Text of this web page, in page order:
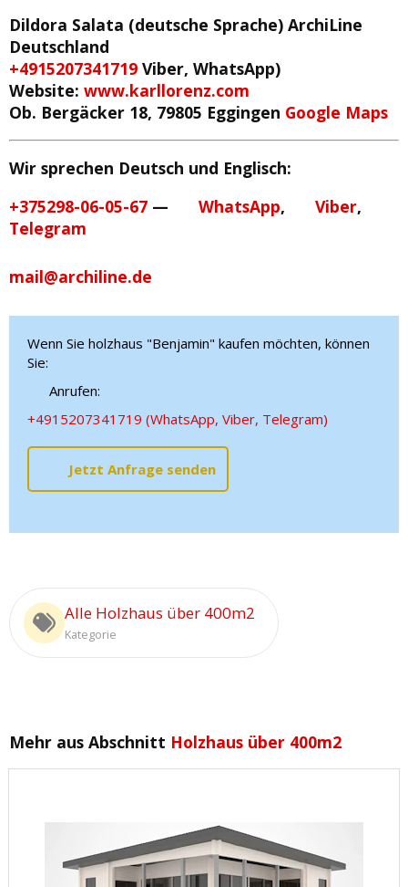
Dildora Salata (deutsche Sprache) ArchiLine
Deutschland
+4915207341719 Viber, WhatsApp)
Website: www.karllorenz.com
Ob. Bergäcker 18, 79805 Eggingen Google Maps
Wir sprechen Deutsch und Englisch:
+375298-06-05-67 — WhatsApp, Viber,
Telegram
mail@archiline.de
Wenn Sie holzhaus "Benjamin" kaufen möchten, können
Sie:
Anrufen:
+4915207341719 (WhatsApp, Viber, Telegram)
Jetzt Anfrage senden
Alle Holzhaus über 400m2
Kategorie
Mehr aus Abschnitt Holzhaus über 400m2